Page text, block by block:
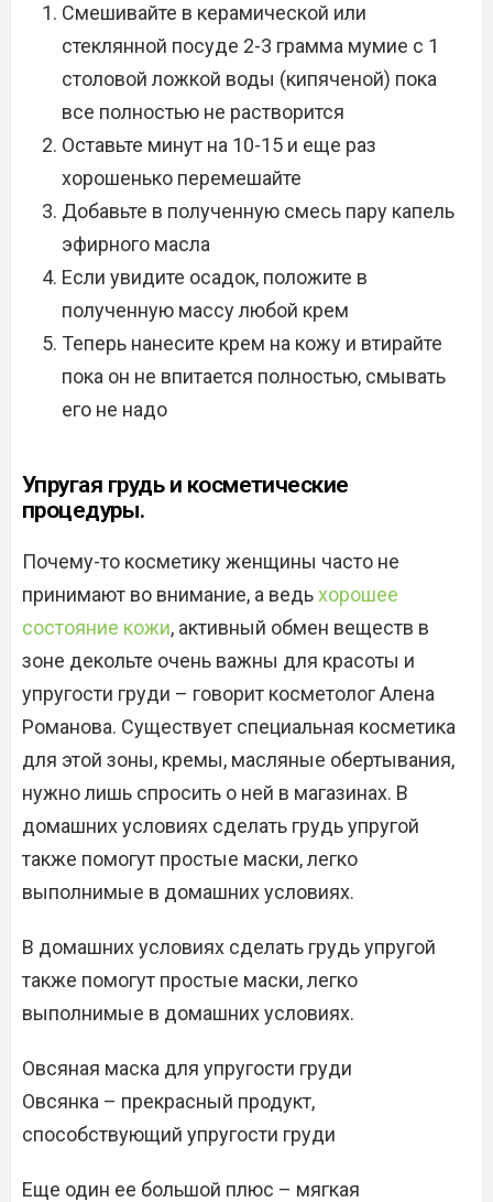
Смешивайте в керамической или
стеклянной посуде 2-3 грамма мумие с 1
столовой ложкой воды (кипяченой) пока
все полностью не растворится
Оставьте минут на 10-15 и еще раз
хорошенько перемешайте
Добавьте в полученную смесь пару капель
эфирного масла
Если увидите осадок, положите в
полученную массу любой крем
Теперь нанесите крем на кожу и втирайте
пока он не впитается полностью, смывать
его не надо
Упругая грудь и косметические
процедуры.
Почему-то косметику женщины часто не
принимают во внимание, а ведьхорошее
состояние кожи, активный обмен веществ в
зоне декольте очень важны для красоты и
упругости груди – говорит косметолог Алена
Романова. Существует специальная косметика
для этой зоны, кремы, масляные обертывания,
нужно лишь спросить о ней в магазинах. В
домашних условиях сделать грудь упругой
также помогут простые маски, легко
выполнимые в домашних условиях.
В домашних условиях сделать грудь упругой
также помогут простые маски, легко
выполнимые в домашних условиях.
Овсяная маска для упругости груди
Овсянка – прекрасный продукт,
способствующий упругости груди
Еще один ее большой плюс – мягкая